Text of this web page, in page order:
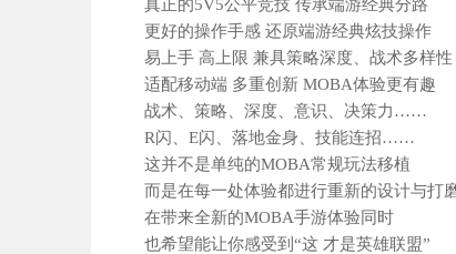
真正的5V5公平竞技 传承端游经典分路
更好的操作手感 还原端游经典炫技操作
易上手 高上限 兼具策略深度、战术多样性
适配移动端 多重创新 MOBA体验更有趣
战术、策略、深度、意识、决策力……
R闪、E闪、落地金身、技能连招……
这并不是单纯的MOBA常规玩法移植
而是在每一处体验都进行重新的设计与打
在带来全新的MOBA手游体验同时
也希望能让你感受到“这 才是英雄联盟”